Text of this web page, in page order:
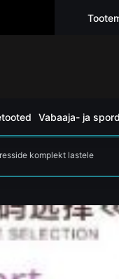
Vabaaja- ja
komplekt lastele